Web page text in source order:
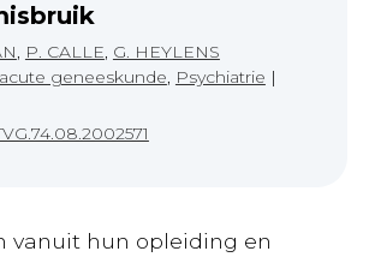
, P. CALLE, G. HEYLENS
geneeskunde, Psychiatrie |
vanuit hun opleiding en